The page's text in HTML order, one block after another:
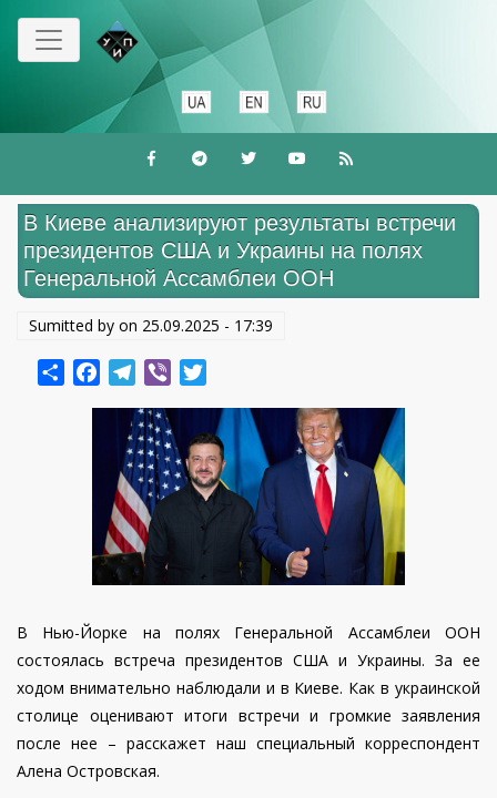
Перейти
основному
В Киеве анализируют результаты встречи
президентов США и Украины на полях
Генеральной Ассамблеи ООН
Sumitted by on 25.09.2025 - 17:39
ShareFacebookTelegram
Viber
В Нью-Йорке на полях Генеральной Ассамблеи ООН
состоялась встреча президентов США и Украины. За ее
ходом внимательно наблюдали и в Киеве. Как в украинской
столице оценивают итоги встречи и громкие заявления
после нее – расскажет наш специальный корреспондент
Алена Островская.